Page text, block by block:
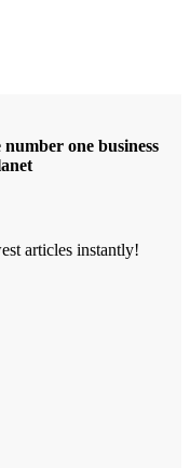
one business
articles instantly!